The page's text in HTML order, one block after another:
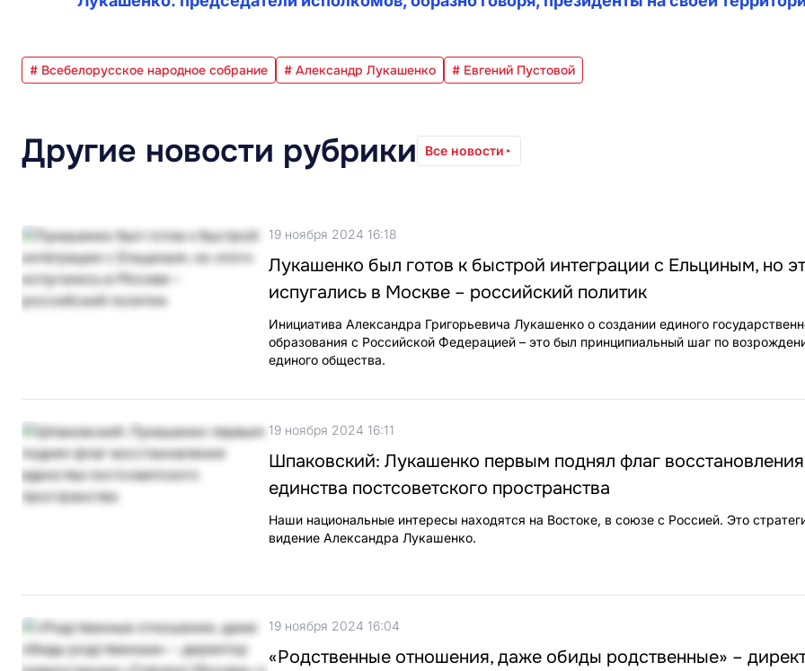
# Всебелорусское народное собрание # Александр Лукашенко # Евгений Пустовой
Другие новости рубрики Все новости
19 ноября 2024 16:18
Лукашенко был готов к быстрой интеграции с Ельциным, но
испугались в Москве – российский политик
Инициатива Александра Григорьевича Лукашенко о создании единого
образования с Российской Федерацией – это был принципиальный шаг по
единого общества.
19 ноября 2024 16:11
Шпаковский: Лукашенко первым поднял флаг восстановления
единства постсоветского пространства
Наши национальные интересы находятся на Востоке, в союзе с Россией. Это
видение Александра Лукашенко.
19 ноября 2024 16:04
«Родственные отношения, даже обиды родственные» –